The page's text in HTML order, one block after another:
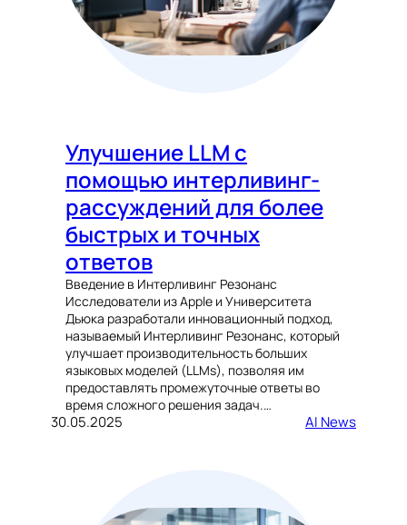
Улучшение LLM с
помощью интерливинг-
рассуждений для более
быстрых и точных
ответов
Введение в Интерливинг Резонанс
Исследователи из Apple и Университета
Дьюка разработали инновационный подход,
называемый Интерливинг Резонанс, который
улучшает производительность больших
языковых моделей (LLMs), позволяя им
предоставлять промежуточные ответы во
время сложного решения задач.…
30.05.2025 AI News